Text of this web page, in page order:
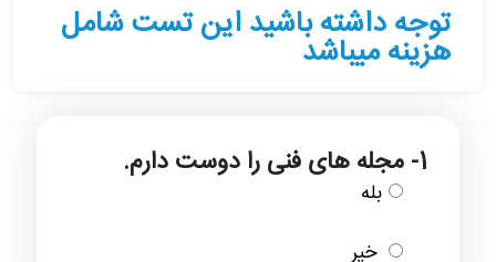
توجه داشته باشید این تست شامل
هزینه میباشد
1- مجله های فنی را دوست دارم.
بله
خیر